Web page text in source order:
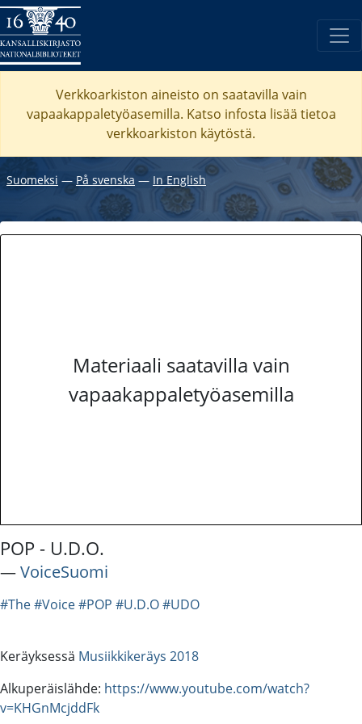
Verkkoarkiston aineisto on saatavilla vain
vapaakappaletyöasemilla. Katso infosta lisää tietoa
verkkoarkiston käytöstä.
Suomeksi ― På svenska― In English
Materiaali saatavilla vain
vapaakappaletyöasemilla
POP - U.D.O.
―VoiceSuomi
#The#Voice#POP #U.D.O#UDO
Keräyksessä Musiikkikeräys 2018
Alkuperäislähde: https://www.youtube.com/watch?
v=KHGnMcjddFk